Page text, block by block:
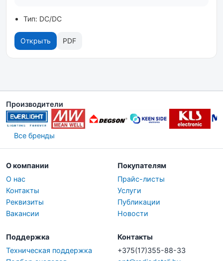
Тип: DC/DC
Открыть PDF
Производители
Все бренды
О компании
О нас
Контакты
Реквизиты
Вакансии
Покупателям
Прайс-листы
Услуги
Публикации
Новости
Поддержка
Техническая поддержка
Контакты
+375(17)355-88-33